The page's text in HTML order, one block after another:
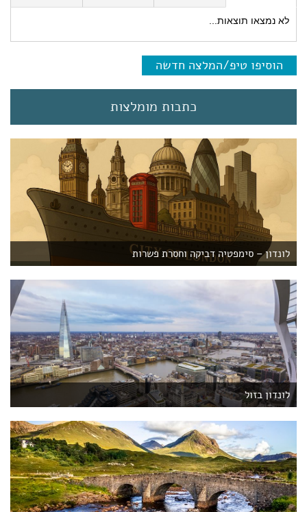
לא נמצאו תוצאות...
הוסיפו טיפ/המלצה חדשה
כתבות מומלצות
לונדון – סימפטיה דביקה וחסרת פשרות
לונדון בזול